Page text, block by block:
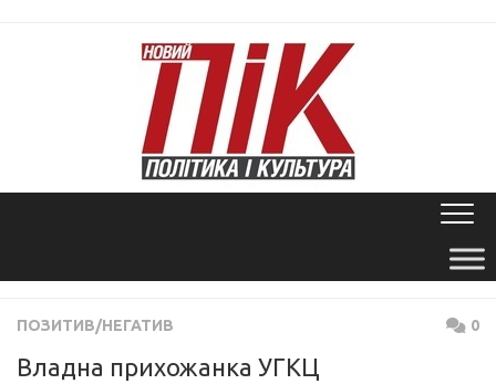
ПОЗИТИВ/НЕГАТИВ 0
Владна прихожанка УГКЦ